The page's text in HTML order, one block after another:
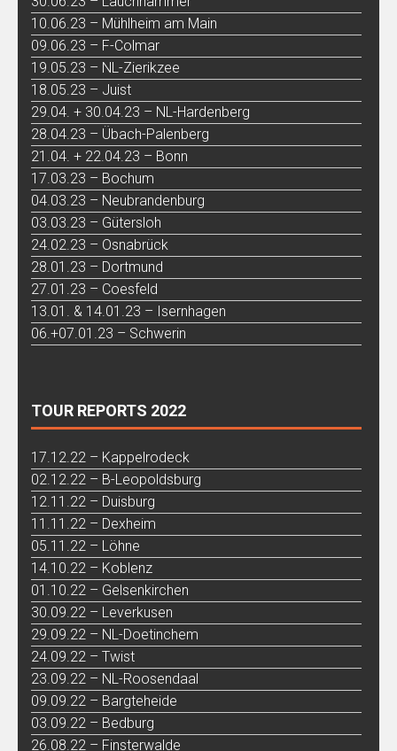
10.06.23 – Mühlheim am Main
09.06.23 – F-Colmar
19.05.23 – NL-Zierikzee
18.05.23 – Juist
29.04. + 30.04.23 – NL-Hardenberg
28.04.23 – Übach-Palenberg
21.04. + 22.04.23 – Bonn
17.03.23 – Bochum
04.03.23 – Neubrandenburg
03.03.23 – Gütersloh
24.02.23 – Osnabrück
28.01.23 – Dortmund
27.01.23 – Coesfeld
13.01. & 14.01.23 – Isernhagen
06.+07.01.23 – Schwerin
TOUR REPORTS 2022
17.12.22 – Kappelrodeck
02.12.22 – B-Leopoldsburg
12.11.22 – Duisburg
11.11.22 – Dexheim
05.11.22 – Löhne
14.10.22 – Koblenz
01.10.22 – Gelsenkirchen
30.09.22 – Leverkusen
29.09.22 – NL-Doetinchem
24.09.22 – Twist
23.09.22 – NL-Roosendaal
09.09.22 – Bargteheide
03.09.22 – Bedburg
26.08.22 – Finsterwalde